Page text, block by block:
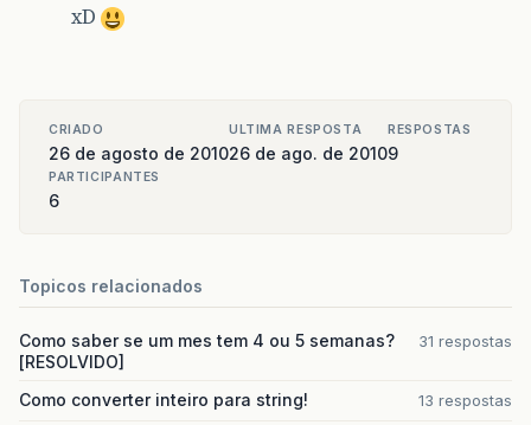
xD
CRIADO
26 de agosto de 2010
ULTIMA RESPOSTA
26 de ago. de 2010
RESPOSTAS
9
PARTICIPANTES
6
Topicos relacionados
Como saber se um mes tem 4 ou 5 semanas?
[RESOLVIDO]
31 respostas
Como converter inteiro para string! 13 respostas